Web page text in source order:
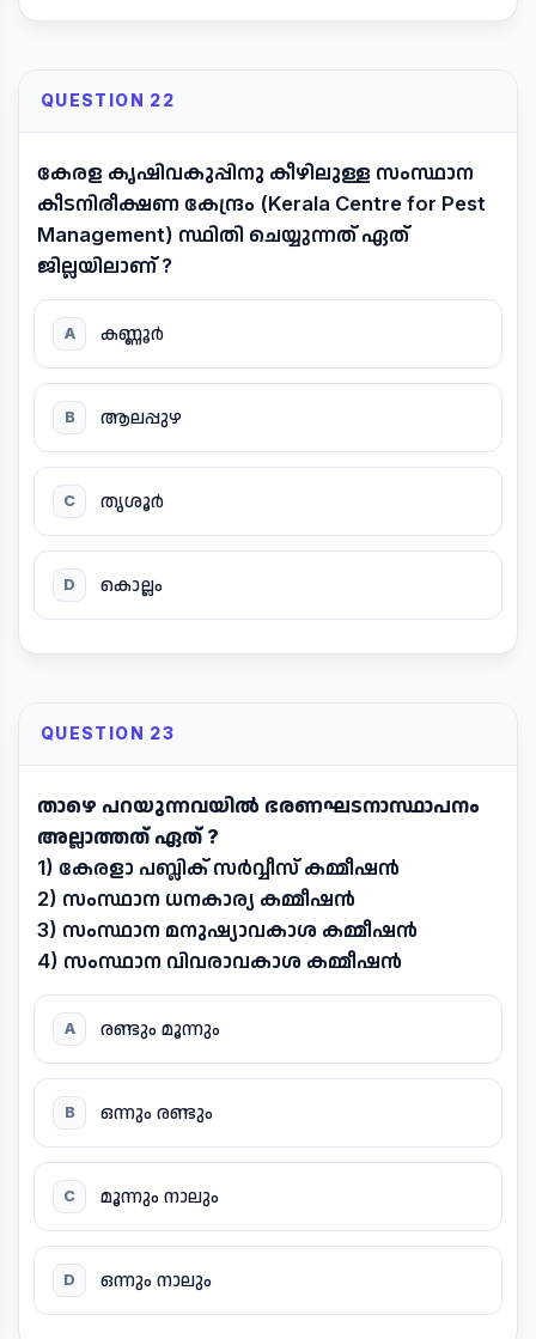
QUESTION 22
കേരള കൃഷിവകുപ്പിനു കീഴിലുള്ള സംസ്ഥാന
കീടനിരീക്ഷണ കേന്ദ്രം (Kerala Centre for Pest
Management) സ്ഥിതി ചെയ്യുന്നത് ഏത്
ജില്ലയിലാണ് ?
A കണ്ണൂർ
B ആലപ്പുഴ
C തൃശൂർ
D കൊല്ലം
QUESTION 23
താഴെ പറയുന്നവയിൽ ഭരണഘടനാസ്ഥാപനം
അല്ലാത്തത് ഏത് ?
1) കേരളാ പബ്ലിക് സർവ്വീസ് കമ്മീഷൻ
2) സംസ്ഥാന ധനകാര്യ കമ്മീഷൻ
3) സംസ്ഥാന മനുഷ്യാവകാശ കമ്മീഷൻ
4) സംസ്ഥാന വിവരാവകാശ കമ്മീഷൻ
A രണ്ടും മൂന്നും
B ഒന്നും രണ്ടും
C മൂന്നും നാലും
D ഒന്നും നാലും